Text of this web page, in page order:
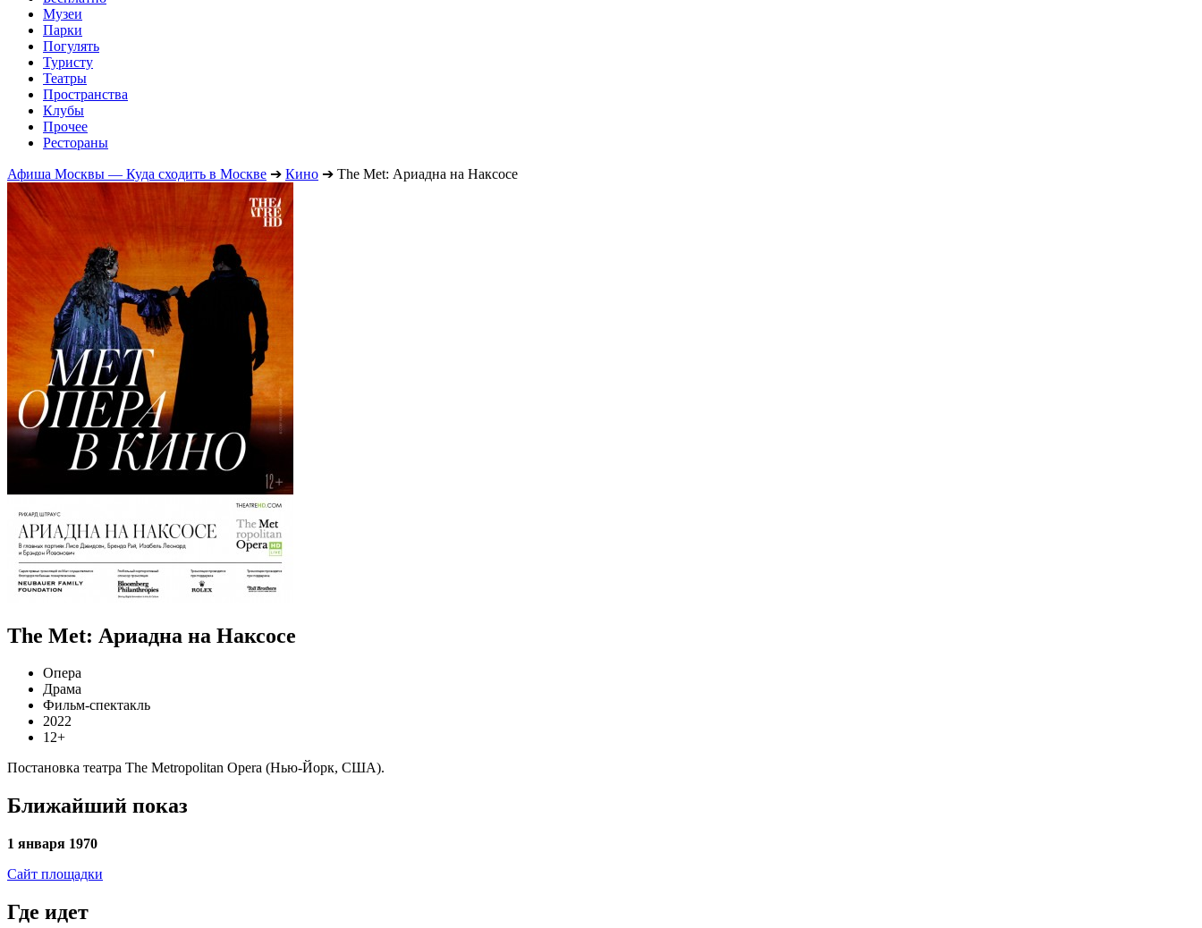
Музеи
Парки
Погулять
Туристу
Театры
Пространства
Клубы
Прочее
Рестораны
Афиша Москвы — Куда сходить в Москве ➔ Кино ➔ The Met: Ариадна на Наксосе
The Met: Ариадна на Наксосе
Опера
Драма
Фильм-спектакль
2022
12+
Постановка театра The Metropolitan Opera (Нью-Йорк, США).
Ближайший показ
1 января 1970
Сайт площадки
Где идет